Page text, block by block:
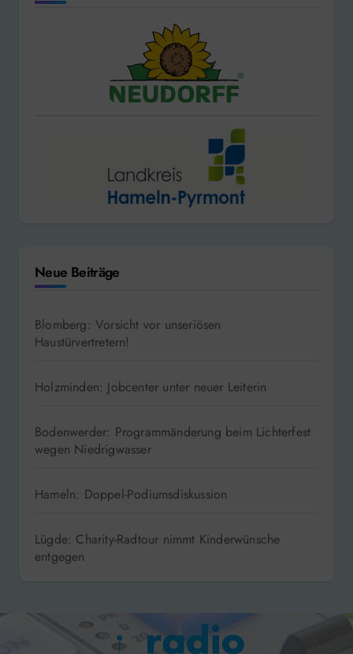
Neue Beiträge
Blomberg: Vorsicht vor unseriösen
Haustürvertretern!
Holzminden: Jobcenter unter neuer Leiterin
Bodenwerder: Programmänderung beim Lichterfest
wegen Niedrigwasser
Hameln: Doppel-Podiumsdiskussion
Lügde: Charity-Radtour nimmt Kinderwünsche
entgegen